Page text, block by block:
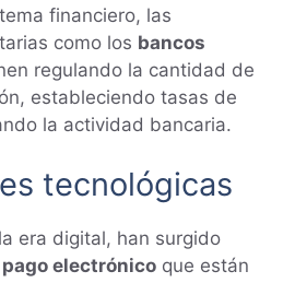
financiero, las
como los bancos
regulando la cantidad de
estableciendo tasas de
la actividad bancaria.
tecnológicas
era digital, han surgido
pago electrónico que están